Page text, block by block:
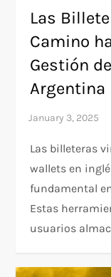
Las
Camino
Gestión
Argentina
Las billeteras
wallets en
fundamental
Estas
usuarios